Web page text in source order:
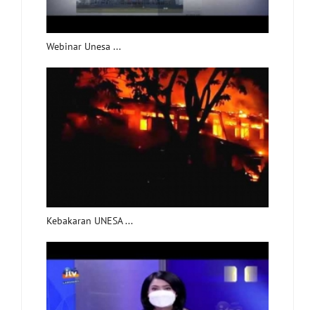
Webinar Unesa ...
Kebakaran UNESA ...